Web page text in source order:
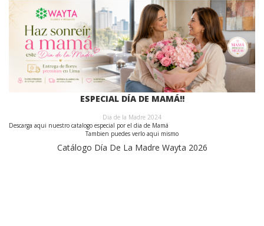
ESPECIAL DÍA DE MAMÁ!!
Dia de la Madre 2024
Descarga aqui nuestro catalogo especial por el dia de Mamá
Tambien puedes verlo aqui mismo
Catálogo Día De La Madre Wayta 2026